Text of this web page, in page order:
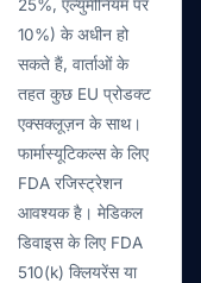
25%, एल्युमीनियम पर
10%) के अधीन हो
सकते हैं, वार्ताओं के
तहत कुछ EU प्रोडक्ट
एक्सक्लूज़न के साथ।
फार्मास्यूटिकल्स के लिए
FDA रजिस्ट्रेशन
आवश्यक है। मेडिकल
डिवाइस के लिए FDA
510(k) क्लियरेंस या